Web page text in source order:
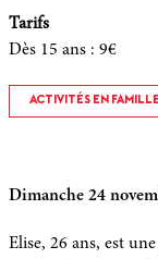
Tarifs
Dès 15 ans : 9€
ACTIVITÉS EN FAMILLE
Dimanche 24
Elise, 26 ans, est